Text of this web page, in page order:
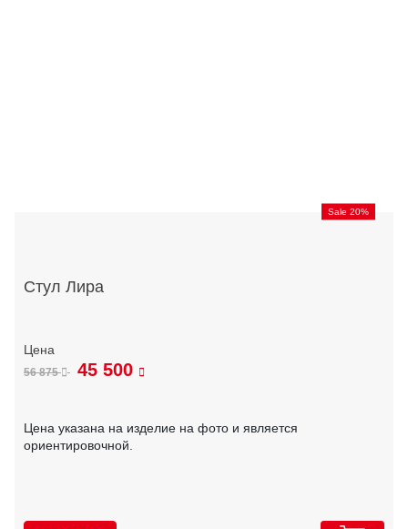
Sale 20%
Стул Лира
56 875 45 500
Цена указана на изделие на фото и является
ориентировочной.